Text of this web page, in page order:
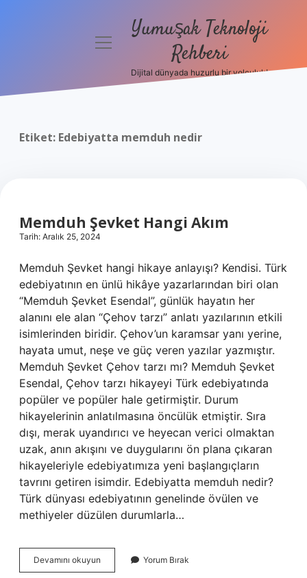
Politikası
menüyüYumuşak Teknoloji
Rehberi
Dijital dünyada huzurlu bir yolculuk!
Etiket: Edebiyatta memduh nedir
Memduh Şevket Hangi Akım
Tarih: Aralık 25, 2024
Memduh Şevket hangi hikaye anlayışı? Kendisi. Türk
edebiyatının en ünlü hikâye yazarlarından biri olan
“Memduh Şevket Esendal”, günlük hayatın her
alanını ele alan “Çehov tarzı” anlatı yazılarının etkili
isimlerinden biridir. Çehov’un karamsar yanı yerine,
hayata umut, neşe ve güç veren yazılar yazmıştır.
Memduh Şevket Çehov tarzı mı? Memduh Şevket
Esendal, Çehov tarzı hikayeyi Türk edebiyatında
popüler ve popüler hale getirmiştir. Durum
hikayelerinin anlatılmasına öncülük etmiştir. Sıra
dışı, merak uyandırıcı ve heyecan verici olmaktan
uzak, anın akışını ve duygularını ön plana çıkaran
hikayeleriyle edebiyatımıza yeni başlangıçların
tavrını getiren isimdir. Edebiyatta memduh nedir?
Türk dünyası edebiyatının genelinde övülen ve
methiyeler düzülen durumlarla…
Devamını okuyun Memduh
Şevket
Yorum Bırak